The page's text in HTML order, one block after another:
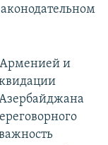
Арменией и